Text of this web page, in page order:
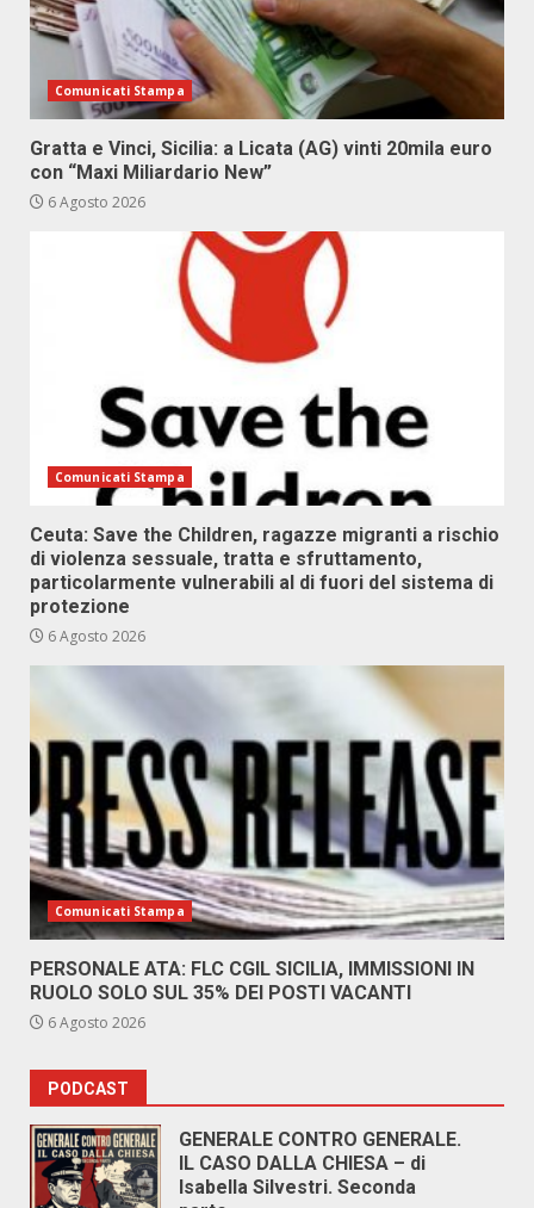
Comunicati Stampa
Gratta e Vinci, Sicilia: a Licata (AG) vinti 20mila euro
con “Maxi Miliardario New”
6 Agosto 2026
Comunicati Stampa
Ceuta: Save the Children, ragazze migranti a rischio
di violenza sessuale, tratta e sfruttamento,
particolarmente vulnerabili al di fuori del sistema di
protezione
6 Agosto 2026
Comunicati Stampa
PERSONALE ATA: FLC CGIL SICILIA, IMMISSIONI IN
RUOLO SOLO SUL 35% DEI POSTI VACANTI
6 Agosto 2026
PODCAST
GENERALE CONTRO GENERALE.
IL CASO DALLA CHIESA – di
Isabella Silvestri. Seconda